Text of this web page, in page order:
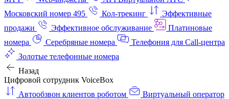
Московский номер 495
Кол-трекинг
Эффективные
продажи
Эффективное обслуживание
Платиновые
номера
Серебряные номера
Телефония для Call-центра
Золотые телефонные номера
Назад
Цифровой сотрудник VoiceBox
Автообзвон клиентов роботом
Виртуальный оператор